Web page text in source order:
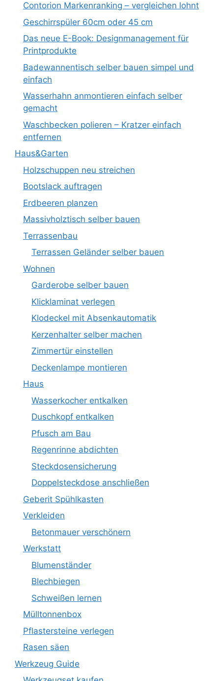
Contorion Markenranking – vergleichen lohnt
Geschirrspüler 60cm oder 45 cm
Das neue E-Book: Designmanagement für
Printprodukte
Badewannentisch selber bauen simpel und
einfach
Wasserhahn anmontieren einfach selber
gemacht
Waschbecken polieren – Kratzer einfach
entfernen
Haus&Garten
Holzschuppen neu streichen
Bootslack auftragen
Erdbeeren planzen
Massivholztisch selber bauen
Terrassenbau
Terrassen Geländer selber bauen
Wohnen
Garderobe selber bauen
Klicklaminat verlegen
Klodeckel mit Absenkautomatik
Kerzenhalter selber machen
Zimmertür einstellen
Deckenlampe montieren
Haus
Wasserkocher entkalken
Duschkopf entkalken
Pfusch am Bau
Regenrinne abdichten
Steckdosensicherung
Doppelsteckdose anschließen
Geberit Spühlkasten
Verkleiden
Betonmauer verschönern
Werkstatt
Blumenständer
Blechbiegen
Schweißen lernen
Mülltonnenbox
Pflastersteine verlegen
Rasen säen
Werkzeug Guide